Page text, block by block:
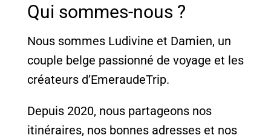
Qui sommes-nous ?
Nous sommes Ludivine et Damien, un
couple belge passionné de voyage et les
créateurs d’EmeraudeTrip.
Depuis 2020, nous partageons nos
itinéraires, nos bonnes adresses et nos